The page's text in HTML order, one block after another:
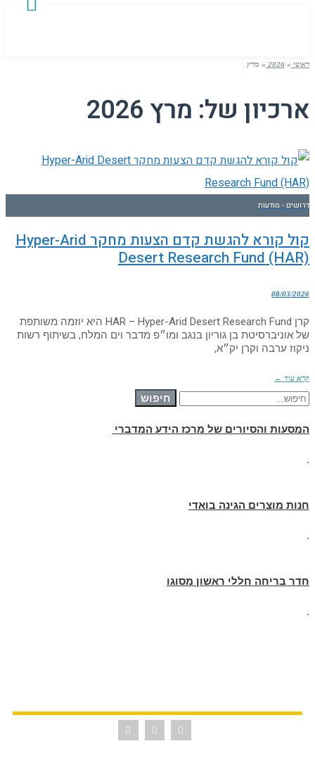
ראשי »
2026
» מרץ
ארכיון של: מרץ 2026
דרושים - מודעות
קול קורא להגשת קדם הצעות מחקר Hyper-Arid
Desert Research Fund (HAR)
08/03/2026
קרן HAR – Hyper-Arid Desert Research Fund היא יוזמה משותפת
של אוניברסיטת בן גוריון בנגב ומו״פ מדבר וים המלח, בשיתוף רשות
ניקוז ערבה וקרן יק״א,
קרא עוד ←
חיפוש עבור: חיפוש
המסעות והסיורים של מרכז הידע המדברי
.
חנות מוצרים הגינה בואדי
.
חדר בריחה חללי ראשון מסוגו
.